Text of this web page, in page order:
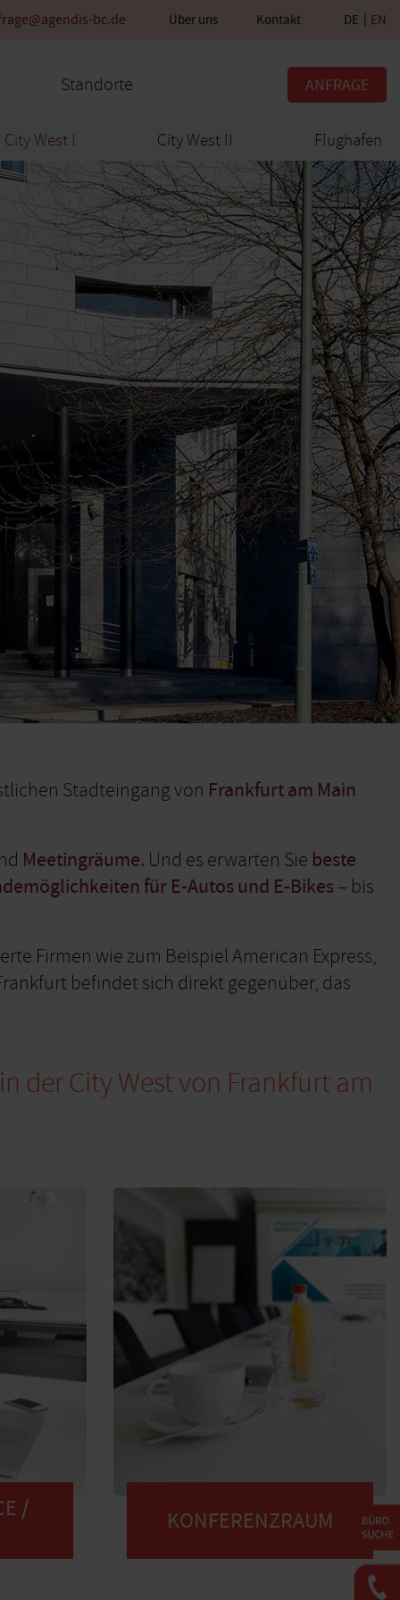
bc.de Über uns Kontakt DE EN
Standorte ANFRAGE
City West I City West II Flughafen
Stadteingang von Frankfurt am Main
Meetingräume. Und es erwarten Sie beste
für E-Autos und E-Bikes– bis
Firmen wie zum Beispiel American Express,
befindet sich direkt gegenüber, das
der City West von Frankfurt am
/ KONFERENZRAUM